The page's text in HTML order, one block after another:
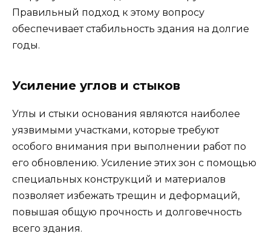
Правильный подход к этому вопросу
обеспечивает стабильность здания на долгие
годы.
Усиление углов и стыков
Углы и стыки основания являются наиболее
уязвимыми участками, которые требуют
особого внимания при выполнении работ по
его обновлению. Усиление этих зон с помощью
специальных конструкций и материалов
позволяет избежать трещин и деформаций,
повышая общую прочность и долговечность
всего здания.